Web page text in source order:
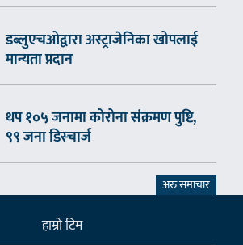
डब्लुएचओद्वारा अस्ट्राजेनिका खोपलाई
मान्यता प्रदान
थप १०५ जनामा कोरोना संक्रमण पुष्टि,
९९ जना डिस्चार्ज
अरु समाचार
हाम्राे टिम